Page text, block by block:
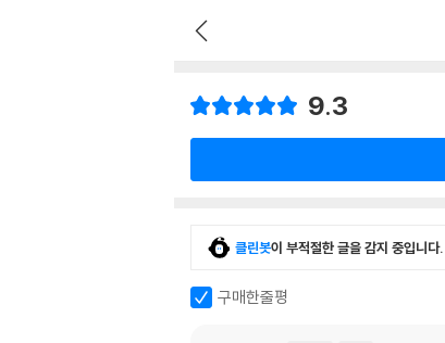
9.3
클린봇이 부적절한 글을 감지 중입니다.
구매한줄평